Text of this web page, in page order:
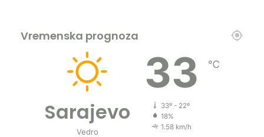
Vremenska prognoza
Sarajevo
Vedro
33 ℃
33º - 22º
18%
1.58 km/h